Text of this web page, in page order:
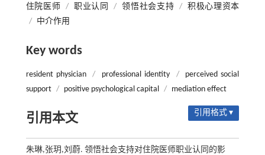
住院医师 / 职业认同 / 领悟社会支持 / 积极心理资本
/
中介作用
Key words
resident physician / professional identity /
perceived social
support / positive psychological capital / mediation effect
引用本文 引用格式 ▾
朱琳,张玥,刘蔚. 领悟社会支持对住院医师职业认同的影